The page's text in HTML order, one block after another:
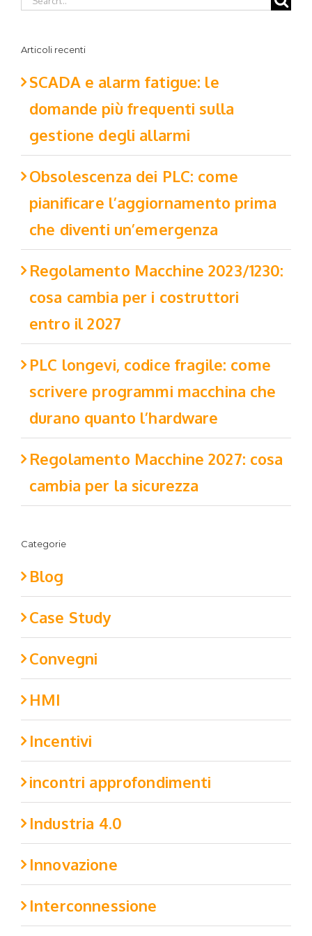
Articoli recenti
SCADA e alarm fatigue: le
domande più frequenti sulla
gestione degli allarmi
Obsolescenza dei PLC: come
pianificare l’aggiornamento prima
che diventi un’emergenza
Regolamento Macchine 2023/1230:
cosa cambia per i costruttori
entro il 2027
PLC longevi, codice fragile: come
scrivere programmi macchina che
durano quanto l’hardware
Regolamento Macchine 2027: cosa
cambia per la sicurezza
Categorie
Blog
Case Study
Convegni
HMI
Incentivi
incontri approfondimenti
Industria 4.0
Innovazione
Interconnessione